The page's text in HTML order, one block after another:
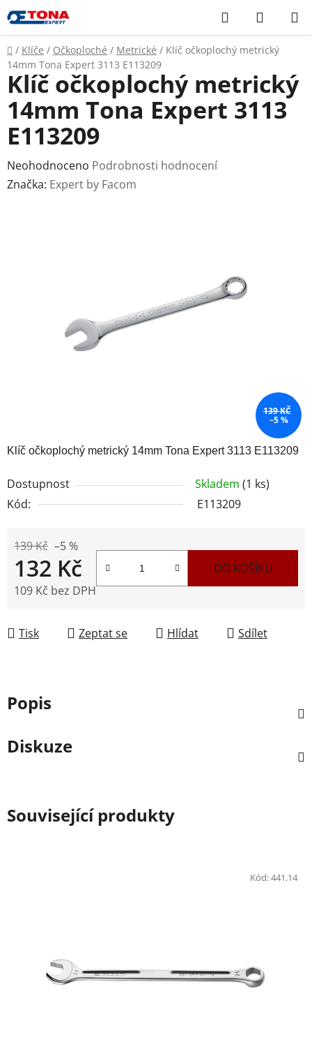
Přejít
na
obsah
Hledat
KOŠÍK
Domů
/ Klíče / Očkoploché / Metrické / Klíč očkoplochý metrický
14mm Tona Expert 3113 E113209
Klíč očkoplochý metrický 14mm Tona Expert 3113 E113209
Dostupnost Skladem (1 ks)
Kód:
E113209
139 Kč –5 %
132 Kč
109 Kč bez DPH
DO KOŠÍKU
Tisk Zeptat se Hlídat Sdílet
Klíč očkoplochý metrický
14mm Tona Expert 3113
E113209
Průměrné
hodnocení
Neohodnoceno Podrobnosti hodnocení
Značka: Expert by Facom
139 KČ
–5 %
Popis
Diskuze
Související produkty
Kód:441.14